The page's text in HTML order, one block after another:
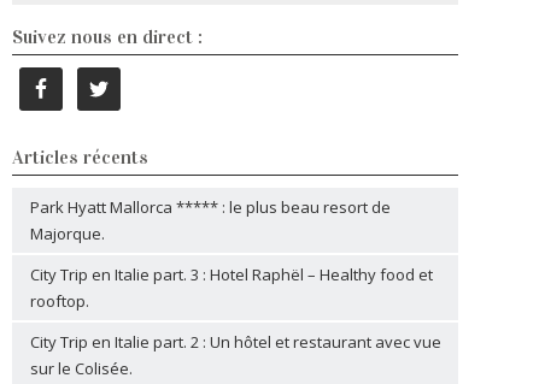
Suivez nous en direct :
Articles récents
Park Hyatt Mallorca ***** : le plus beau resort de
Majorque.
City Trip en Italie part. 3 : Hotel Raphël – Healthy food et
rooftop.
City Trip en Italie part. 2 : Un hôtel et restaurant avec vue
sur le Colisée.